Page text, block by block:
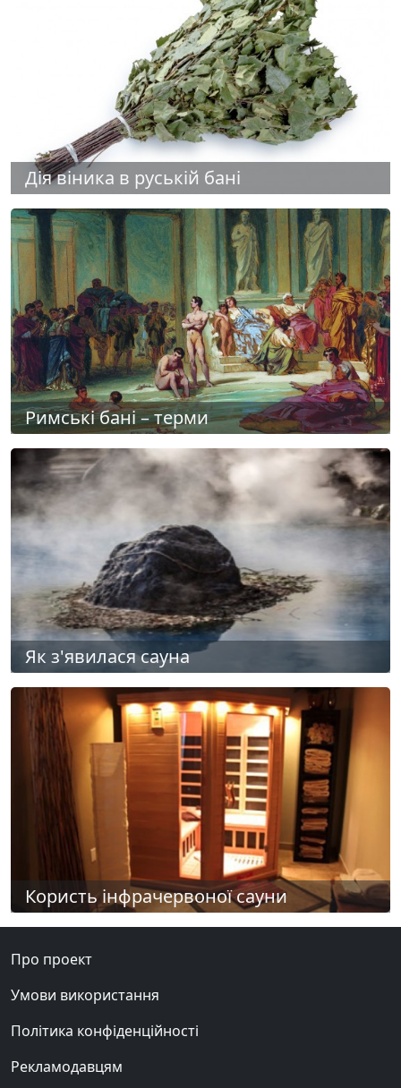
Дія віника в руській бані
Римські бані – терми
Як з'явилася сауна
Користь інфрачервоної сауни
Про проект
Умови використання
Політика конфіденційності
Рекламодавцям